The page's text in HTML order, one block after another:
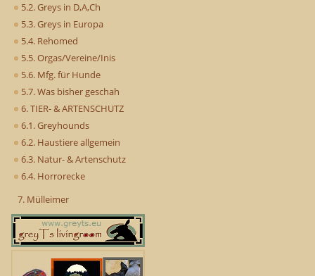
5.2. Greys in D,A,Ch
5.3. Greys in Europa
5.4. Rehomed
5.5. Orgas/Vereine/Inis
5.6. Mfg. für Hunde
5.7. Was bisher geschah
6. TIER- & ARTENSCHUTZ
6.1. Greyhounds
6.2. Haustiere allgemein
6.3. Natur- & Artenschutz
6.4. Horrorecke
7. Mülleimer